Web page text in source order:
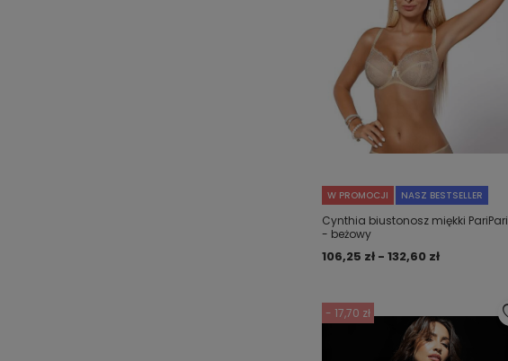
W PROMOCJI NASZ BESTSELLER
Cynthia biustonosz miękki PariPari
- beżowy
106,25 zł - 132,60 zł
- 17,70 zł